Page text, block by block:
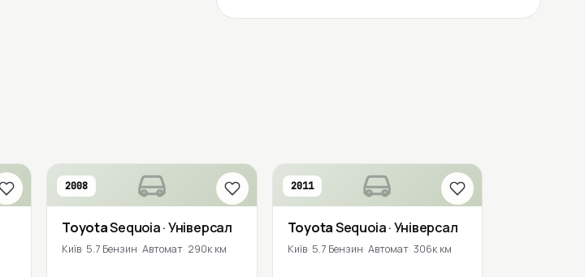
2008
ToyotaSequoia· Універсал
Київ 5.7 Бензин Автомат 290к км
2011
ToyotaSequoia· Універсал
Київ 5.7 Бензин Автомат 306к км